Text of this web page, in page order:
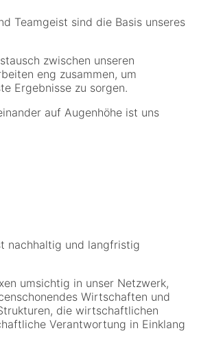
Teamgeist sind die Basis unseres
zwischen unseren
eng zusammen, um
Ergebnisse zu sorgen.
auf Augenhöhe ist uns
nachhaltig und langfristig
umsichtig in unser Netzwerk,
Wirtschaften und
die wirtschaftlichen
Verantwortung in Einklang